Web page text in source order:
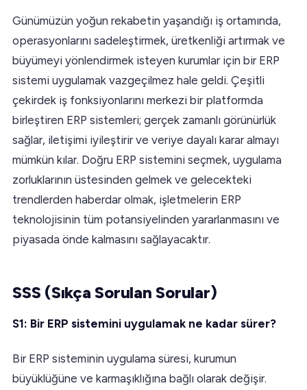
Günümüzün yoğun rekabetin yaşandığı iş ortamında,
operasyonlarını sadeleştirmek, üretkenliği artırmak ve
büyümeyi yönlendirmek isteyen kurumlar için bir ERP
sistemi uygulamak vazgeçilmez hale geldi. Çeşitli
çekirdek iş fonksiyonlarını merkezi bir platformda
birleştiren ERP sistemleri; gerçek zamanlı görünürlük
sağlar, iletişimi iyileştirir ve veriye dayalı karar almayı
mümkün kılar. Doğru ERP sistemini seçmek, uygulama
zorluklarının üstesinden gelmek ve gelecekteki
trendlerden haberdar olmak, işletmelerin ERP
teknolojisinin tüm potansiyelinden yararlanmasını ve
piyasada önde kalmasını sağlayacaktır.
SSS (Sıkça Sorulan Sorular)
S1: Bir ERP sistemini uygulamak ne kadar sürer?
Bir ERP sisteminin uygulama süresi, kurumun
büyüklüğüne ve karmaşıklığına bağlı olarak değişir.